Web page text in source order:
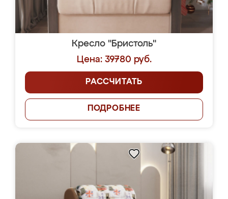
Кресло "Бристоль"
Цена: 39780 руб.
РАССЧИТАТЬ
ПОДРОБНЕЕ